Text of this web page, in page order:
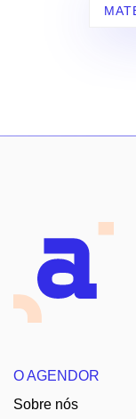
O AGENDOR
Sobre nós